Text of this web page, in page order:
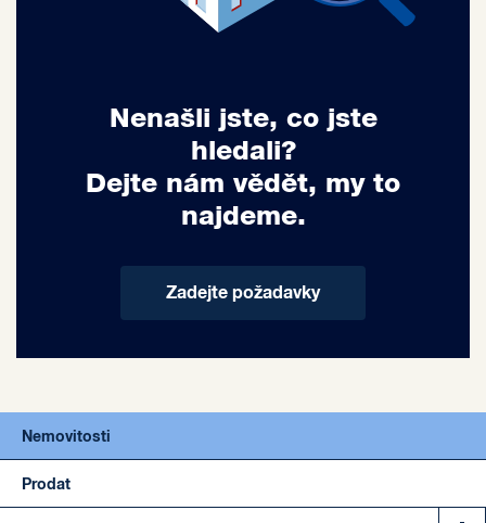
Nenašli jste, co jste
hledali?
Dejte nám vědět, my to
najdeme.
Zadejte požadavky
Nemovitosti
Prodat